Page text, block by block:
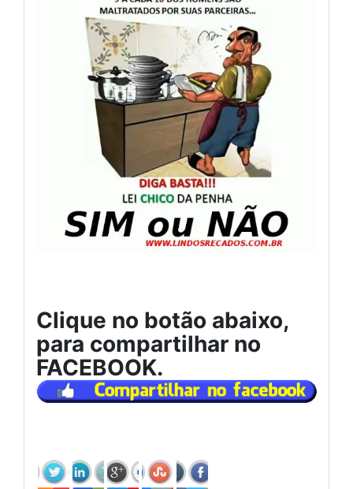
Clique no botão abaixo,
para compartilhar no
FACEBOOK.